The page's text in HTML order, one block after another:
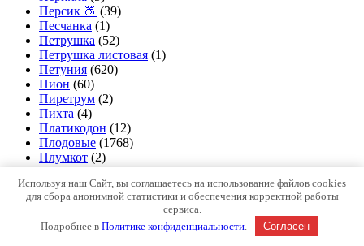
Персик 🍑 (39)
Песчанка (1)
Петрушка (52)
Петрушка листовая (1)
Петуния (620)
Пион (60)
Пиретрум (2)
Пихта (4)
Платикодон (12)
Плодовые (1768)
Плумкот (2)
Подорожник (1)
Подсолнечник 🌻 (29)
Портулак (17)
Просо (4)
Используя наш Сайт, вы соглашаетесь на использование файлов cookies
для сбора анонимной статистики и обеспечения корректной работы
сервиса.
Подробнее вПолитике конфиденциальности Согласен